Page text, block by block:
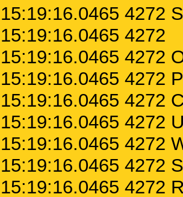
14:10:26.802
14:10:48.728
14:18:27.798
14:18:55.021
14:25:17.985
14:27:13.869
15:16:27.769 Disk
15:16:27.769 The
15:19:16.0465 4272
15:19:16.0465 4272
15:19:16.0465 4272
15:19:16.0465 4272
15:19:16.0465 4272
15:19:16.0465 4272
15:19:16.0465 4272
15:19:16.0465 4272
15:19:16.0465 4272